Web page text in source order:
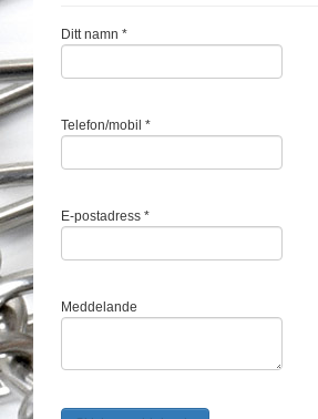
Ditt namn *
Telefon/mobil *
E-postadress *
Meddelande